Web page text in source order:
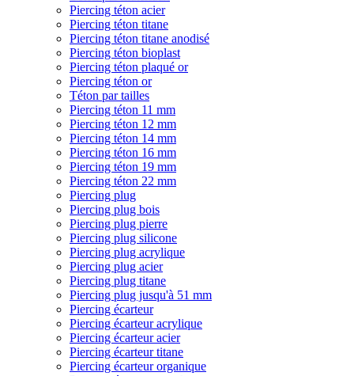
Piercing téton acier
Piercing téton titane
Piercing téton titane anodisé
Piercing téton bioplast
Piercing téton plaqué or
Piercing téton or
Téton par tailles
Piercing téton 11 mm
Piercing téton 12 mm
Piercing téton 14 mm
Piercing téton 16 mm
Piercing téton 19 mm
Piercing téton 22 mm
Piercing plug
Piercing plug bois
Piercing plug pierre
Piercing plug silicone
Piercing plug acrylique
Piercing plug acier
Piercing plug titane
Piercing plug jusqu'à 51 mm
Piercing écarteur
Piercing écarteur acrylique
Piercing écarteur acier
Piercing écarteur titane
Piercing écarteur organique